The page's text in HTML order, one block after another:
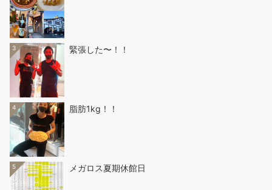
3 緊張した〜！！
4 脂肪1kg！！
5 メガロス夏期休館日